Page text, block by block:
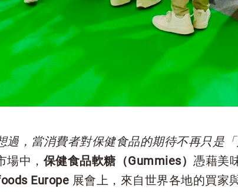
過，當消費者對保健食品的期待不再只是
場中， 保健食品軟糖（Gummies） 憑藉美
Europe 展會上，來自世界各地的買家